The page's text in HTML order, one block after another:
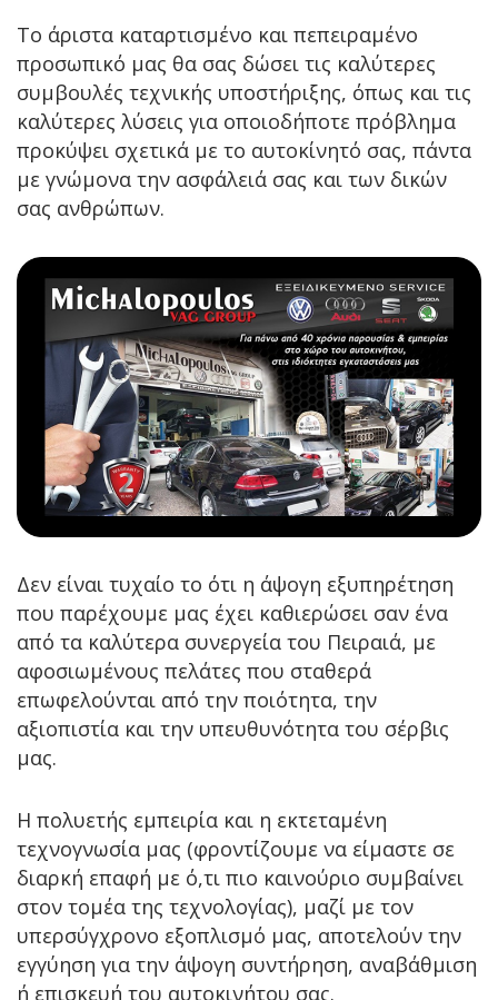
Το άριστα καταρτισμένο και πεπειραμένο
προσωπικό μας θα σας δώσει τις καλύτερες
συμβουλές τεχνικής υποστήριξης, όπως και τις
καλύτερες λύσεις για οποιοδήποτε πρόβλημα
προκύψει σχετικά με το αυτοκίνητό σας, πάντα
με γνώμονα την ασφάλειά σας και των δικών
σας ανθρώπων.
Δεν είναι τυχαίο το ότι η άψογη εξυπηρέτηση
που παρέχουμε μας έχει καθιερώσει σαν ένα
από τα καλύτερα συνεργεία του Πειραιά, με
αφοσιωμένους πελάτες που σταθερά
επωφελούνται από την ποιότητα, την
αξιοπιστία και την υπευθυνότητα του σέρβις
μας.
Η πολυετής εμπειρία και η εκτεταμένη
τεχνογνωσία μας (φροντίζουμε να είμαστε σε
διαρκή επαφή με ό,τι πιο καινούριο συμβαίνει
στον τομέα της τεχνολογίας), μαζί με τον
υπερσύγχρονο εξοπλισμό μας, αποτελούν την
εγγύηση για την άψογη συντήρηση, αναβάθμιση
ή επισκευή του αυτοκινήτου σας.